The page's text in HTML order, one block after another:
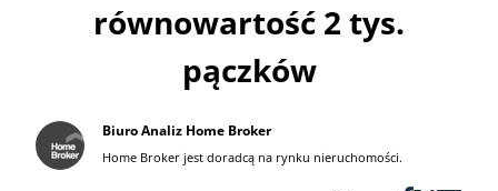
równowartość 2 tys.
pączków
Biuro Analiz Home Broker
Home Broker jest doradcą na rynku nieruchomości.